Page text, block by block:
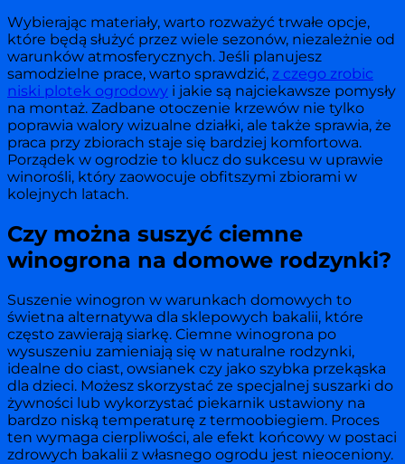
Wybierając materiały, warto rozważyć trwałe opcje,
które będą służyć przez wiele sezonów, niezależnie od
warunków atmosferycznych. Jeśli planujesz
samodzielne prace, warto sprawdzić, z czego zrobic
niski plotek ogrodowy i jakie są najciekawsze pomysły
na montaż. Zadbane otoczenie krzewów nie tylko
poprawia walory wizualne działki, ale także sprawia, że
praca przy zbiorach staje się bardziej komfortowa.
Porządek w ogrodzie to klucz do sukcesu w uprawie
winorośli, który zaowocuje obfitszymi zbiorami w
kolejnych latach.
Czy można suszyć ciemne
winogrona na domowe rodzynki?
Suszenie winogron w warunkach domowych to
świetna alternatywa dla sklepowych bakalii, które
często zawierają siarkę. Ciemne winogrona po
wysuszeniu zamieniają się w naturalne rodzynki,
idealne do ciast, owsianek czy jako szybka przekąska
dla dzieci. Możesz skorzystać ze specjalnej suszarki do
żywności lub wykorzystać piekarnik ustawiony na
bardzo niską temperaturę z termoobiegiem. Proces
ten wymaga cierpliwości, ale efekt końcowy w postaci
zdrowych bakalii z własnego ogrodu jest nieoceniony.